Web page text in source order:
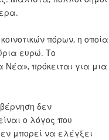
πόρων, η οποία
ευρώ. Το
πρόκειται για μια
δεν
ο λόγος που
μπορεί να ελέγξει